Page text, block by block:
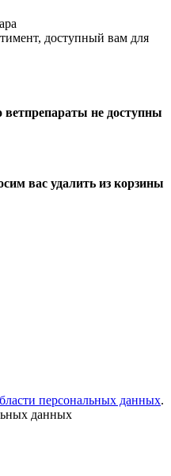
доступный вам для
не доступны
вас удалить из корзины
персональных данных.
данных